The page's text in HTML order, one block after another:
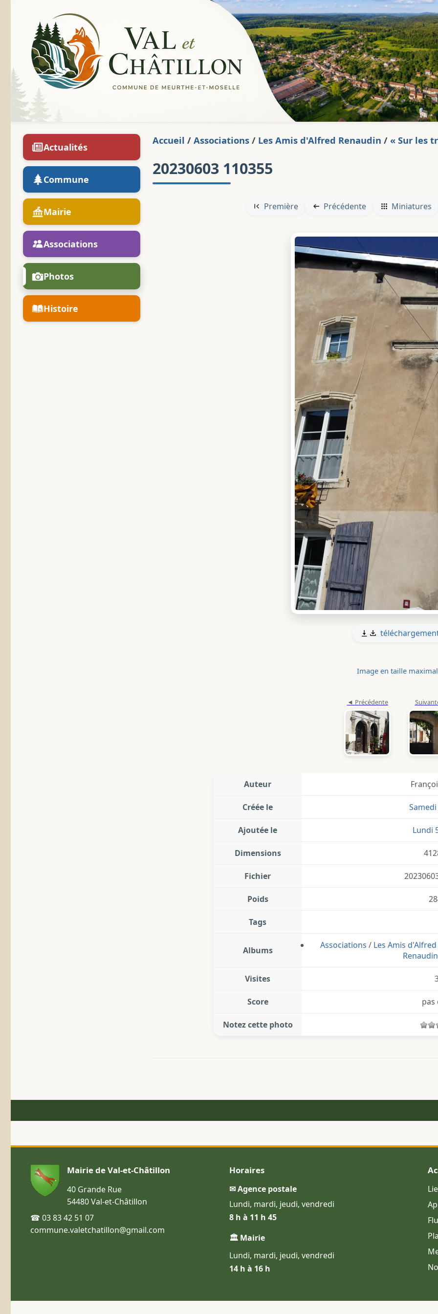
Actualités
Commune
Mairie
Associations
Photos
Histoire
Accueil / Associations / Les Amis d'Alfred Renaudin / « Sur les
20230603 110355
Première Précédente Miniatures
Image en taille
Auteur
Créée le Samedi
Ajoutée le Lundi
Dimensions
Fichier
Poids
Tags
Albums Associations / Les Amis
Visites
Score pas
Notez cette photo
Mairie de Val-et-Châtillon
40 Grande Rue
54480 Val-et-Châtillon
☎ 03 83 42 51 07
commune.valetchatillon@gmail.com
Horaires
✉ Agence postale
Lundi, mardi, jeudi, vendredi
8 h à 11 h 45
🏛 Mairie
Lundi, mardi, jeudi, vendredi
14 h à 16 h